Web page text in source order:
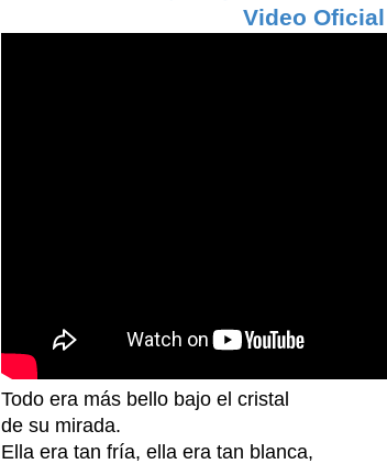
Video Oficial
Todo era más bello bajo el cristal
de su mirada.
Ella era tan fría, ella era tan blanca,